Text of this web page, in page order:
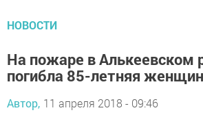
НОВОСТИ
На пожаре в Алькеевском
погибла 85-летняя
Автор, 11 апреля 2018 - 09:46